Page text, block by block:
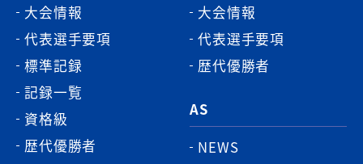
大会情報
代表選手要項
標準記録
記録一覧
資格級
歴代優勝者
大会情報
代表選手要項
歴代優勝者
AS
NEWS